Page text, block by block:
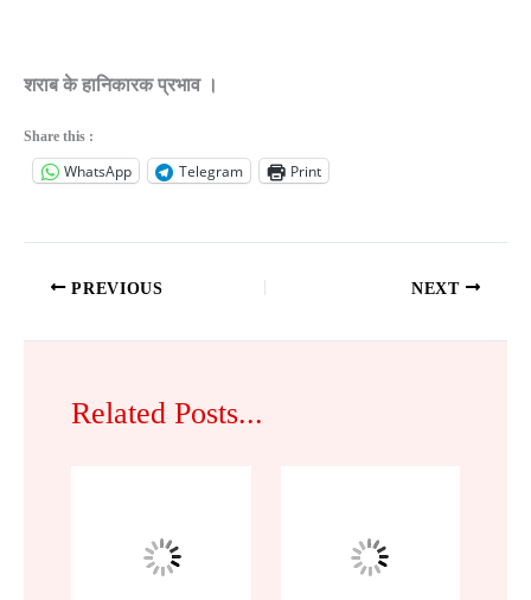
शराब के हानिकारक प्रभाव ।
Share this :
WhatsApp Telegram Print
PREVIOUS NEXT
Related Posts...